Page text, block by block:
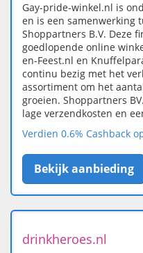
Gay-pride-winkel.nl is
en is een samenwerking
Shoppartners B.V. Deze
goedlopende online
en-Feest.nl en
continu bezig met het
assortiment om het
groeien. Shoppartners
lage verzendkosten en
Verdien 0.6% Cashback
Bekijk aanbieding
drinkheroes.nl